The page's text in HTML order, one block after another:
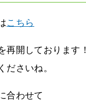
こちら
再開しております！
ださいね。
合わせて